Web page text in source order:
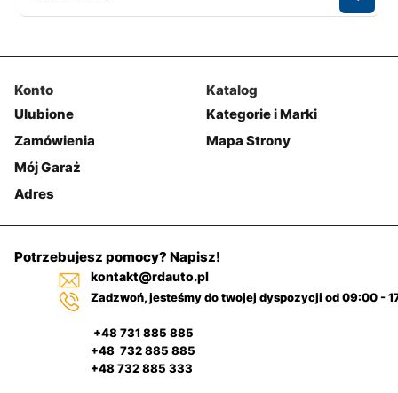
Konto
Ulubione
Zamówienia
Mój Garaż
Adres
Katalog
Kategorie i Marki
Mapa Strony
Potrzebujesz pomocy? Napisz!
kontakt@rdauto.pl
Zadzwoń, jesteśmy do twojej dyspozycji od 09:00 -
+48 731 885 885
+48 732 885 885
+48 732 885 333